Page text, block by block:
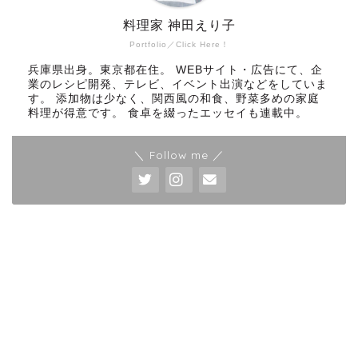
Portfolio／Click Here！
料理家 神田えり子
兵庫県出身。東京都在住。 WEBサイト・広告にて、企
業のレシピ開発、テレビ、イベント出演などをしていま
す。 添加物は少なく、関西風の和食、野菜多めの家庭
料理が得意です。 食卓を綴ったエッセイも連載中。
＼ Follow me ／